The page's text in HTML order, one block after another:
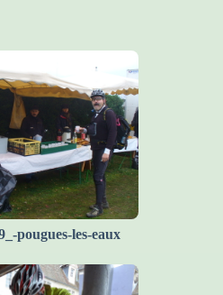
pougues-les-eaux